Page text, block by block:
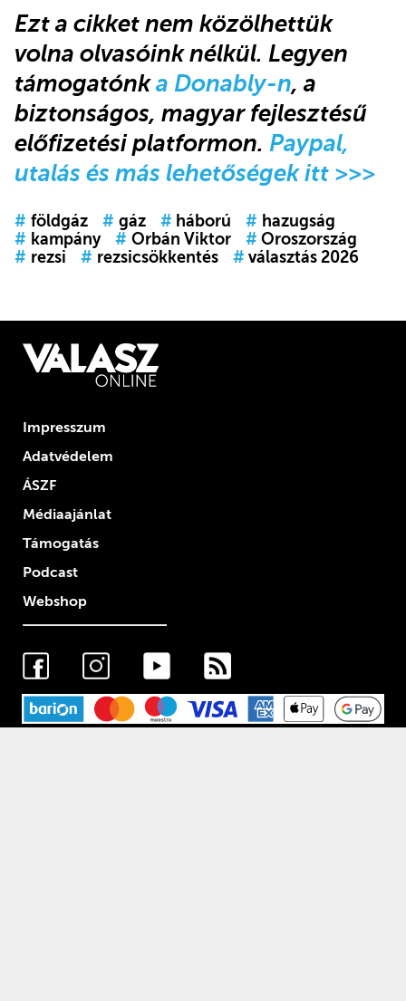
Ezt a cikket nem közölhettük
volna olvasóink nélkül. Legyen
támogatónka Donably-n, a
biztonságos, magyar fejlesztésű
előfizetési platformon. Paypal,
utalás és más lehetőségek itt >>>
# földgáz # gáz # háború # hazugság
# kampány # Orbán Viktor # Oroszország
# rezsi # rezsicsökkentés # választás 2026
Impresszum
Adatvédelem
ÁSZF
Médiaajánlat
Támogatás
Podcast
Webshop